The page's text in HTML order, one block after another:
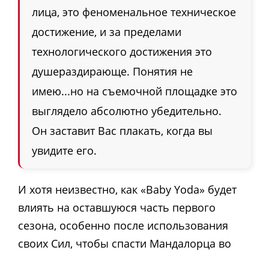
лица, это феноменальное техническое
достижение, и за пределами
технологического достижения это
душераздирающе. Понятия не
имею...но на съемочной площадке это
выглядело абсолютно убедительно.
Он заставит Вас плакать, когда вы
увидите его.
И хотя неизвестно, как «Baby Yoda» будет
влиять на оставшуюся часть первого
сезона, особенно после использования
своих Сил, чтобы спасти Мандалорца во